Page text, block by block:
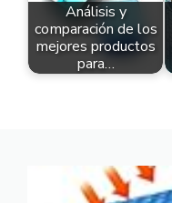
Análisis y
comparación de los
mejores productos
para…